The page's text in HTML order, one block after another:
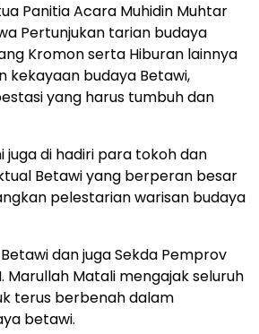
Panitia Acara Muhidin Muhtar
Pertunjukan tarian budaya
Kromon serta Hiburan lainnya
kekayaan budaya Betawi,
yang harus tumbuh dan
juga di hadiri para tokoh dan
Betawi yang berperan besar
pelestarian warisan budaya
dan juga Sekda Pemprov
Marullah Matali mengajak seluruh
terus berbenah dalam
betawi.